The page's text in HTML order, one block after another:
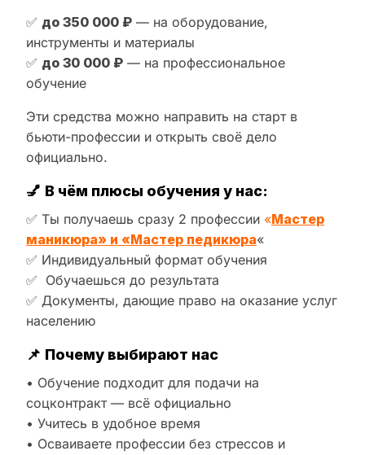
✅ до 350 000 ₽ — на оборудование,
инструменты и материалы
✅ до 30 000 ₽ — на профессиональное
обучение
Эти средства можно направить на старт в
бьюти-профессии и открыть своё дело
официально.
💅 В чём плюсы обучения у нас:
✅ Ты получаешь сразу 2 профессии «Мастер
маникюра» и «Мастер педикюра«
✅ Индивидуальный формат обучения
✅ Обучаешься до результата
✅ Документы, дающие право на оказание услуг
населению
📌 Почему выбирают нас
• Обучение подходит для подачи на
соцконтракт — всё официально
• Учитесь в удобное время
• Осваиваете профессии без стрессов и